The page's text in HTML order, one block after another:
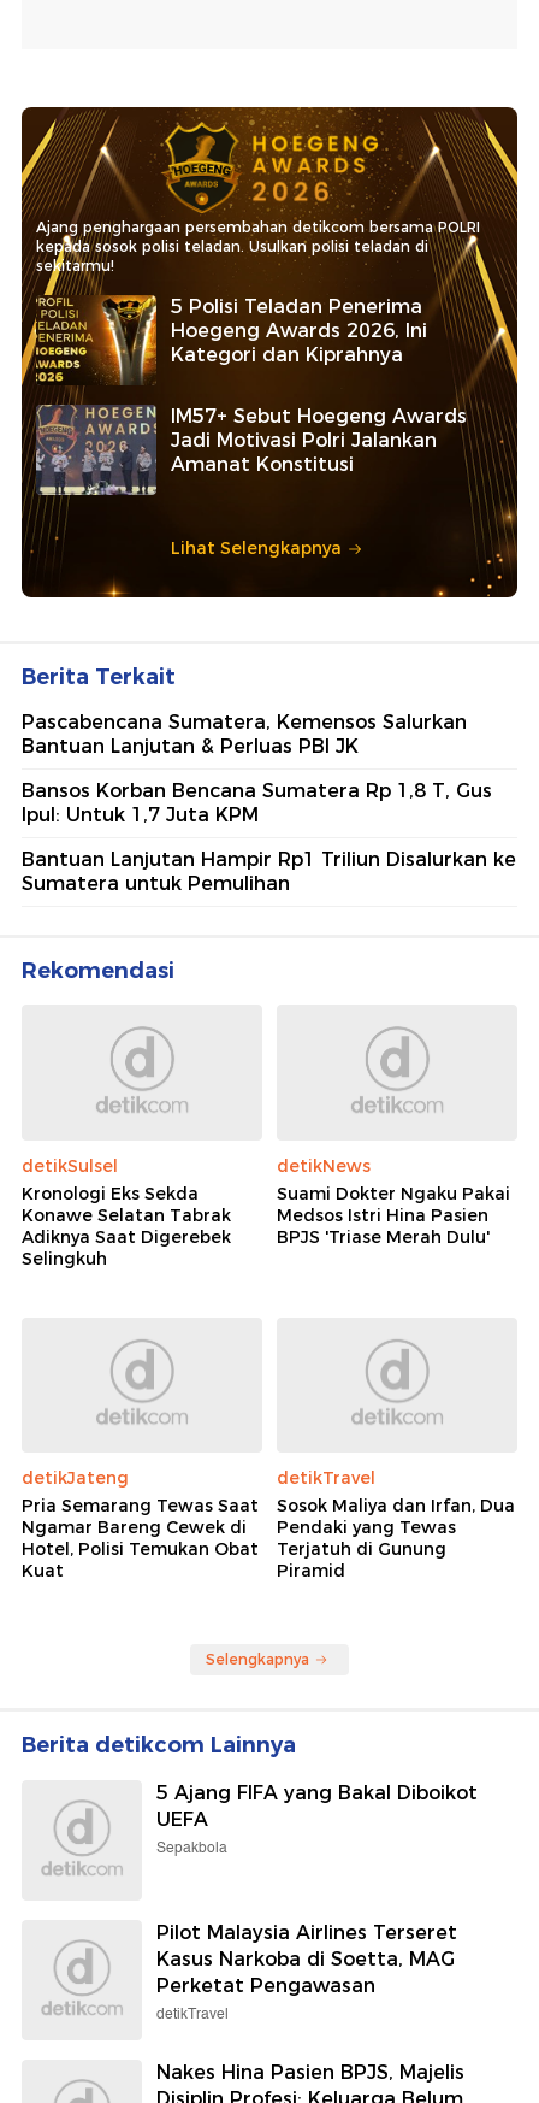
Ajang penghargaan persembahan detikcom bersama POLRI
kepada sosok polisi teladan. Usulkan polisi teladan di
sekitarmu!
5 Polisi Teladan Penerima
Hoegeng Awards 2026, Ini
Kategori dan Kiprahnya
IM57+ Sebut Hoegeng Awards
Jadi Motivasi Polri Jalankan
Amanat Konstitusi
Lihat Selengkapnya
Berita Terkait
Pascabencana Sumatera, Kemensos Salurkan
Bantuan Lanjutan & Perluas PBI JK
Bansos Korban Bencana Sumatera Rp 1,8 T, Gus
Ipul: Untuk 1,7 Juta KPM
Bantuan Lanjutan Hampir Rp1 Triliun Disalurkan ke
Sumatera untuk Pemulihan
Rekomendasi
detikSulsel
Kronologi Eks Sekda
Konawe Selatan Tabrak
Adiknya Saat Digerebek
Selingkuh
detikNews
Suami Dokter Ngaku Pakai
Medsos Istri Hina Pasien
BPJS 'Triase Merah Dulu'
detikJateng
Pria Semarang Tewas Saat
Ngamar Bareng Cewek di
Hotel, Polisi Temukan Obat
Kuat
detikTravel
Sosok Maliya dan Irfan, Dua
Pendaki yang Tewas
Terjatuh di Gunung
Piramid
Selengkapnya
Berita detikcom Lainnya
5 Ajang FIFA yang Bakal Diboikot
UEFA
Sepakbola
Pilot Malaysia Airlines Terseret
Kasus Narkoba di Soetta, MAG
Perketat Pengawasan
detikTravel
Nakes Hina Pasien BPJS, Majelis